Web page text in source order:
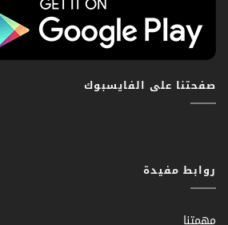
صفحتنا على الفايسبوك
روابط مفيدة